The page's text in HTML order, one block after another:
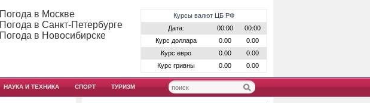
Курсы валют ЦБ РФ
Дата:
00:00
00:00
Курс доллара
0.00
0.00
Курс евро
0.00
0.00
Курс гривны
0.00 0.00
Погода в Москве
Погода в Санкт-Петербурге
Погода в Новосибирске
НАУКА И ТЕХНИКА СПОРТ ТУРИЗМ